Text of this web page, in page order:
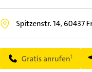
Spitzenstr. 14, 60437
Gratis anrufen